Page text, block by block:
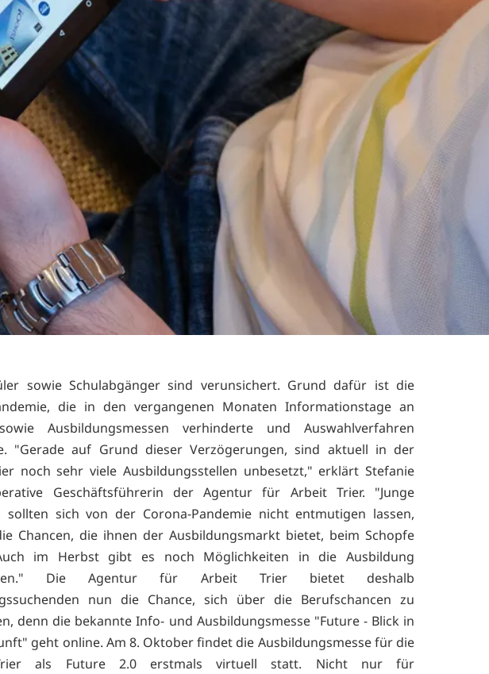
sowie Schulabgänger sind verunsichert. Grund dafür ist die
die in den vergangenen Monaten Informationstage an
Ausbildungsmessen verhinderte und Auswahlverfahren
"Gerade auf Grund dieser Verzögerungen, sind aktuell in der
noch sehr viele Ausbildungsstellen unbesetzt," erklärt Stefanie
Geschäftsführerin der Agentur für Arbeit Trier. "Junge
sollten sich von der Corona-Pandemie nicht entmutigen lassen,
Chancen, die ihnen der Ausbildungsmarkt bietet, beim Schopfe
im Herbst gibt es noch Möglichkeiten in die Ausbildung
Die Agentur für Arbeit Trier bietet deshalb
nun die Chance, sich über die Berufschancen zu
denn die bekannte Info- und Ausbildungsmesse "Future - Blick in
geht online. Am 8. Oktober findet die Ausbildungsmesse für die
als Future 2.0 erstmals virtuell statt. Nicht nur für